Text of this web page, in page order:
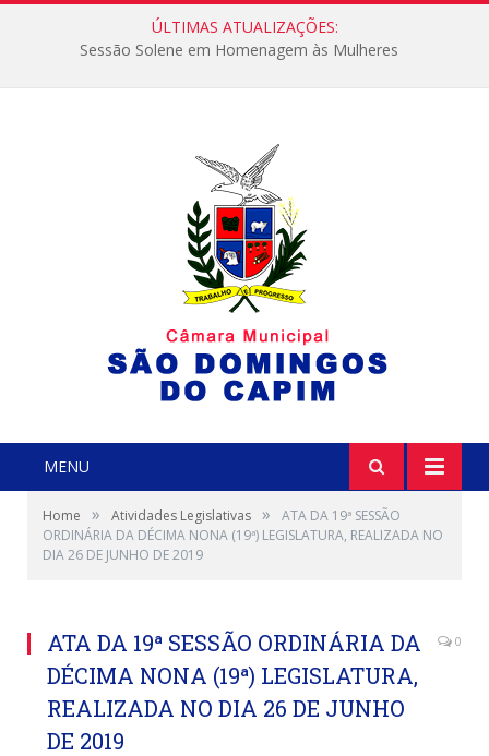
ÚLTIMAS ATUALIZAÇÕES:
Sessão Solene em Homenagem às Mulheres
MENU
Home » Atividades Legislativas »
ATA DA 19ª SESSÃO
ORDINÁRIA DA DÉCIMA NONA (19ª) LEGISLATURA, REALIZADA NO
DIA 26 DE JUNHO DE 2019
ATA DA 19ª SESSÃO ORDINÁRIA DA
DÉCIMA NONA (19ª) LEGISLATURA,
REALIZADA NO DIA 26 DE JUNHO
DE 2019
0